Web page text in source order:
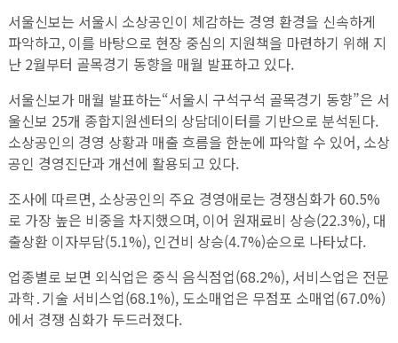
서울신보는 서울시 소상공인이 체감하는 경영 환경을 신속하게
파악하고, 이를 바탕으로 현장 중심의 지원책을 마련하기 위해 지
난 2월부터 골목경기 동향을 매월 발표하고 있다.
서울신보가 매월 발표하는“서울시 구석구석 골목경기 동향”은 서
울신보 25개 종합지원센터의 상담데이터를 기반으로 분석된다.
소상공인의 경영 상황과 매출 흐름을 한눈에 파악할 수 있어, 소상
공인 경영진단과 개선에 활용되고 있다.
조사에 따르면, 소상공인의 주요 경영애로는 경쟁심화가 60.5%
로 가장 높은 비중을 차지했으며, 이어 원재료비 상승(22.3%), 대
출상환 이자부담(5.1%), 인건비 상승(4.7%)순으로 나타났다.
업종별로 보면 외식업은 중식 음식점업(68.2%), 서비스업은 전문
과학․기술 서비스업(68.1%), 도소매업은 무점포 소매업(67.0%)
에서 경쟁 심화가 두드러졌다.